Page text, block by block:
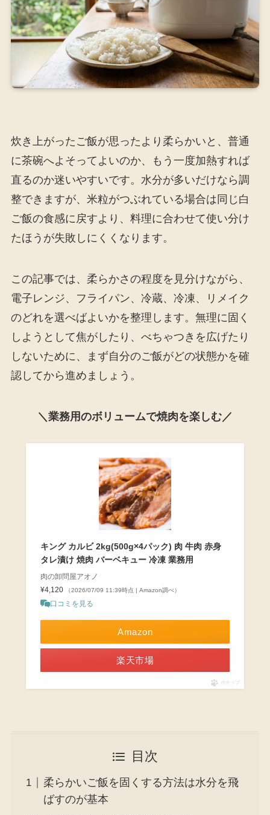
炊き上がったご飯が思ったより柔らかいと、普通
に茶碗へよそってよいのか、もう一度加熱すれば
直るのか迷いやすいです。水分が多いだけなら調
整できますが、米粒がつぶれている場合は同じ白
ご飯の食感に戻すより、料理に合わせて使い分け
たほうが失敗しにくくなります。
この記事では、柔らかさの程度を見分けながら、
電子レンジ、フライパン、冷蔵、冷凍、リメイク
のどれを選べばよいかを整理します。無理に固く
しようとして焦がしたり、べちゃつきを広げたり
しないために、まず自分のご飯がどの状態かを確
認してから進めましょう。
＼業務用のボリュームで焼肉を楽しむ／
キング カルビ 2kg(500g×4パック) 肉 牛肉 赤身
タレ漬け 焼肉 バーベキュー 冷凍 業務用
肉の卸問屋アオノ
¥4,120
（2026/07/09 11:39時点 | Amazon調べ）
口コミを見る
Amazon
楽天市場
ポチップ
目次
柔らかいご飯を固くする方法は水分を飛
ばすのが基本